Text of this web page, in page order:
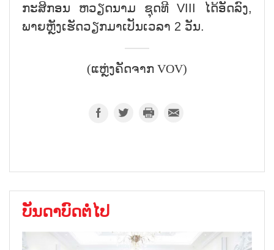
ກະສິກອນ ຫວຽດນາມ ຊຸດທີ VIII ໄດ້ອັດລົງ,
ພາຍຫຼັງເຮັດວຽກມາເປັນເວລາ 2 ວັນ.
(ແຫຼ່ງຄັດຈາກ VOV)
ບັນດາບົດຕໍ່ໄປ